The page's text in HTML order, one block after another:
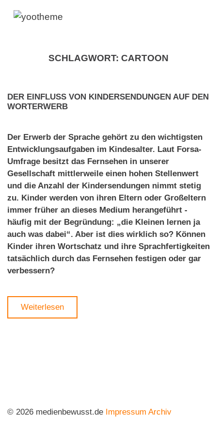
SCHLAGWORT: CARTOON
DER EINFLUSS VON KINDERSENDUNGEN AUF DEN
WORTERWERB
Der Erwerb der Sprache gehört zu den wichtigsten
Entwicklungsaufgaben im Kindesalter. Laut Forsa-
Umfrage besitzt das Fernsehen in unserer
Gesellschaft mittlerweile einen hohen Stellenwert
und die Anzahl der Kindersendungen nimmt stetig
zu. Kinder werden von ihren Eltern oder Großeltern
immer früher an dieses Medium herangeführt -
häufig mit der Begründung: „die Kleinen lernen ja
auch was dabei“. Aber ist dies wirklich so? Können
Kinder ihren Wortschatz und ihre Sprachfertigkeiten
tatsächlich durch das Fernsehen festigen oder gar
verbessern?
Weiterlesen
© 2026 medienbewusst.de Impressum Archiv